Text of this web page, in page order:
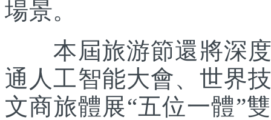
場景。
本屆旅游節還將深度
通人工智能大會、世界
文商旅體展“五位一體”